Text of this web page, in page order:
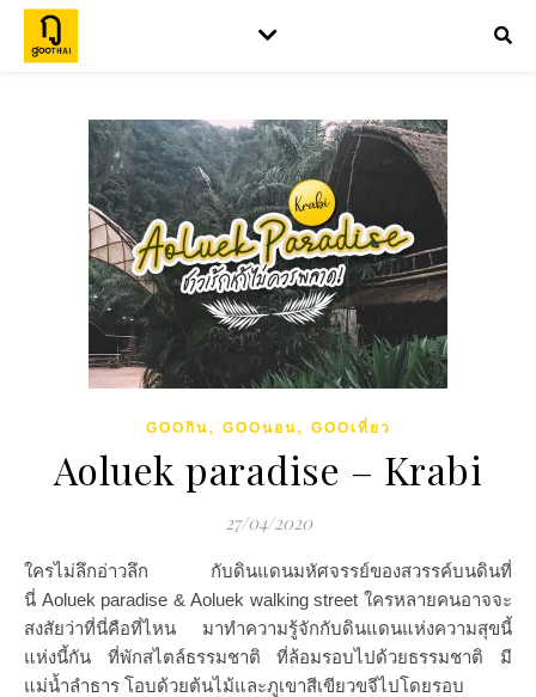
GOOกิน, GOOนอน, GOOเที่ยว
Aoluek paradise – Krabi
27/04/2020
ใครไม่ลึกอ่าวลึก กับดินแดนมหัศจรรย์ของสวรรค์บนดินที่
นี่ Aoluek paradise & Aoluek walking street ใครหลายคนอาจจะ
สงสัยว่าที่นี่คือที่ไหน มาทำความรู้จักกับดินแดนแห่งความสุขนี้
แห่งนี้กัน ที่พักสไตล์ธรรมชาติ ที่ล้อมรอบไปด้วยธรรมชาติ มี
แม่น้ำลำธาร โอบด้วยต้นไม้และภูเขาสีเขียวขจีไปโดยรอบ